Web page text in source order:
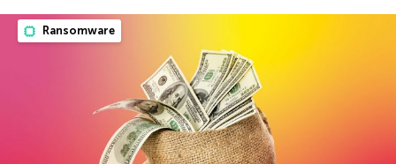
Ransomware